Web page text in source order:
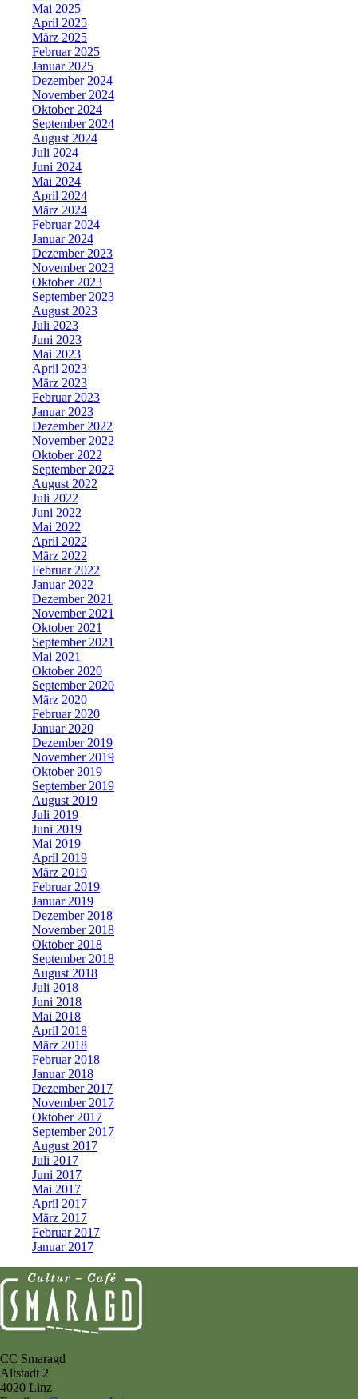
Mai 2025
April 2025
März 2025
Februar 2025
Januar 2025
Dezember 2024
November 2024
Oktober 2024
September 2024
August 2024
Juli 2024
Juni 2024
Mai 2024
April 2024
März 2024
Februar 2024
Januar 2024
Dezember 2023
November 2023
Oktober 2023
September 2023
August 2023
Juli 2023
Juni 2023
Mai 2023
April 2023
März 2023
Februar 2023
Januar 2023
Dezember 2022
November 2022
Oktober 2022
September 2022
August 2022
Juli 2022
Juni 2022
Mai 2022
April 2022
März 2022
Februar 2022
Januar 2022
Dezember 2021
November 2021
Oktober 2021
September 2021
Mai 2021
Oktober 2020
September 2020
März 2020
Februar 2020
Januar 2020
Dezember 2019
November 2019
Oktober 2019
September 2019
August 2019
Juli 2019
Juni 2019
Mai 2019
April 2019
März 2019
Februar 2019
Januar 2019
Dezember 2018
November 2018
Oktober 2018
September 2018
August 2018
Juli 2018
Juni 2018
Mai 2018
April 2018
März 2018
Februar 2018
Januar 2018
Dezember 2017
November 2017
Oktober 2017
September 2017
August 2017
Juli 2017
Juni 2017
Mai 2017
April 2017
März 2017
Februar 2017
Januar 2017
CC Smaragd
Altstadt 2
4020 Linz